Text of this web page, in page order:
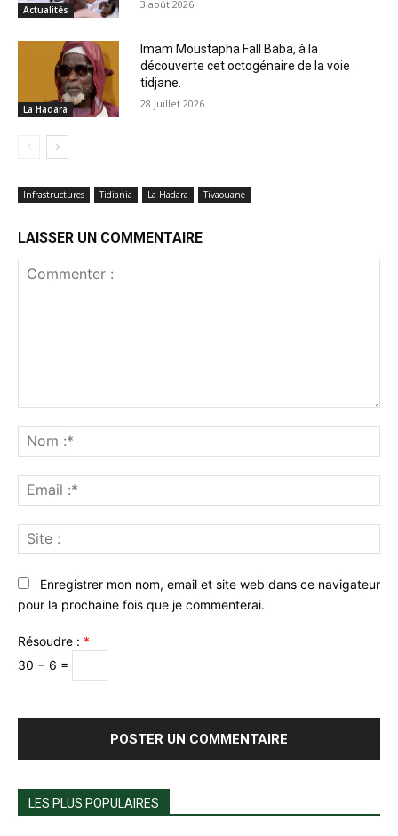
Actualités 3 août 2026
La Hadara
Imam Moustapha Fall Baba, à la
découverte cet octogénaire de la voie
tidjane.
28 juillet 2026
Infrastructures Tidiania La Hadara Tivaouane
LAISSER UN COMMENTAIRE
:*
:*
:
Enregistrer mon nom, email et site web dans ce navigateur
pour la prochaine fois que je commenterai.
Résoudre : *
30 − 6 =
LES PLUS POPULAIRES